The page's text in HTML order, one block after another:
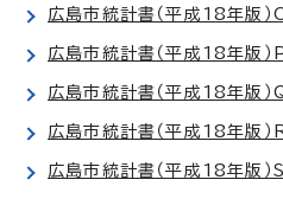
広島市統計書（平成18年版
広島市統計書（平成18年版
広島市統計書（平成18年版
広島市統計書（平成18年版
広島市統計書（平成18年版